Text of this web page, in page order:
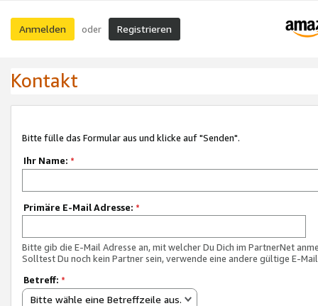
Anmelden oder Registrieren
Kontakt
Bitte fülle das Formular aus und klicke auf "Senden".
Ihr Name: *
Primäre E-Mail Adresse: *
Bitte gib die E-Mail Adresse an, mit welcher Du Dich im PartnerNet
Solltest Du noch kein Partner sein, verwende eine andere gültige E-
Betreff: *
Bitte wähle eine Betreffzeile aus.